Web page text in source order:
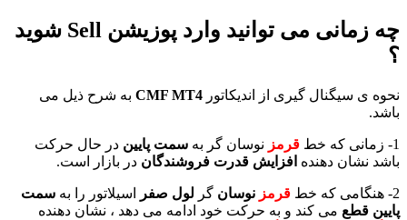
چه زمانی می توانید وارد پوزیشن Sell شوید
؟
نحوه ی سیگنال گیری از اندیکاتور CMF MT4 به شرح ذیل می
باشد.
1- زمانی که خط قرمز نوسان گر به سمت پایین در حال حرکت
باشد نشان دهنده افزایش قدرت فروشندگان در بازار است.
2- هنگامی که خط قرمز نوسان گر لول صفر اسیلاتور را به سمت
پایین قطع می کند و به حرکت خود ادامه می دهد ، نشان دهنده